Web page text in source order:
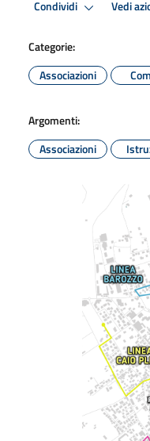
Condividi Vedi
Categorie:
Associazioni
Argomenti:
Associazioni